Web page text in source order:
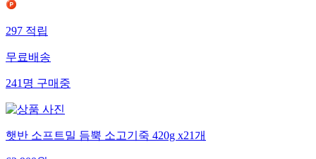
297적립
무료배송
241명구매중
햇반 소프트밀 듬뿍 소고기죽 420g x21개